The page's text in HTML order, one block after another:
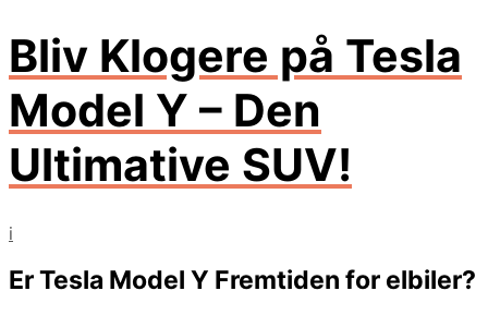
Bliv Klogere på Tesla
Model Y – Den
Ultimative SUV!
i
Er Tesla Model Y Fremtiden for elbiler?